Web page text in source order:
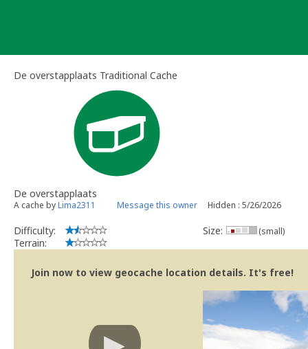
De overstapplaats Traditional Cache
De overstapplaats
A cache byLima2311 Message this owner Hidden : 5/26/2026
Difficulty:
Terrain:
Size: (small)
Join now to view geocache location details. It's free!